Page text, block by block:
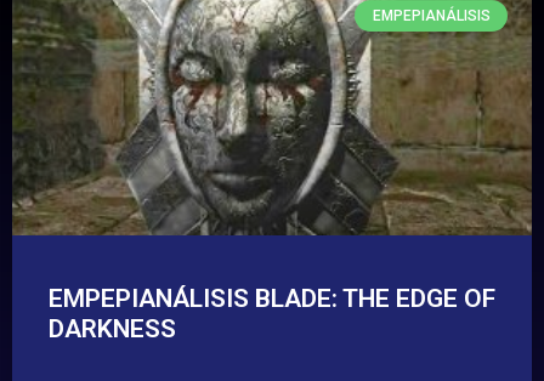
EMPEPIANÁLISIS
EMPEPIANÁLISIS BLADE: THE EDGE OF
DARKNESS